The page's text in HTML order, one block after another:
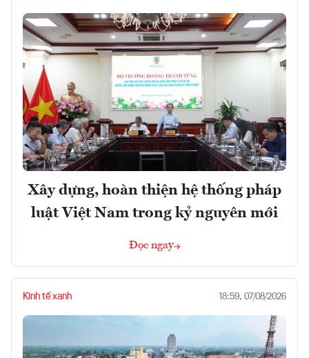
Xây dựng, hoàn thiện hệ thống pháp
luật Việt Nam trong kỷ nguyên mới
Đọc ngay
Kinh tế xanh 18:59, 07/08/2026